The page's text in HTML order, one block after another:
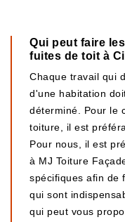
Qui peut faire
fuites de toit à
Chaque travail qui
d'une habitation
déterminé. Pour le
toiture, il est
Pour nous, il est
à MJ Toiture
spécifiques afin de
qui sont
qui peut vous